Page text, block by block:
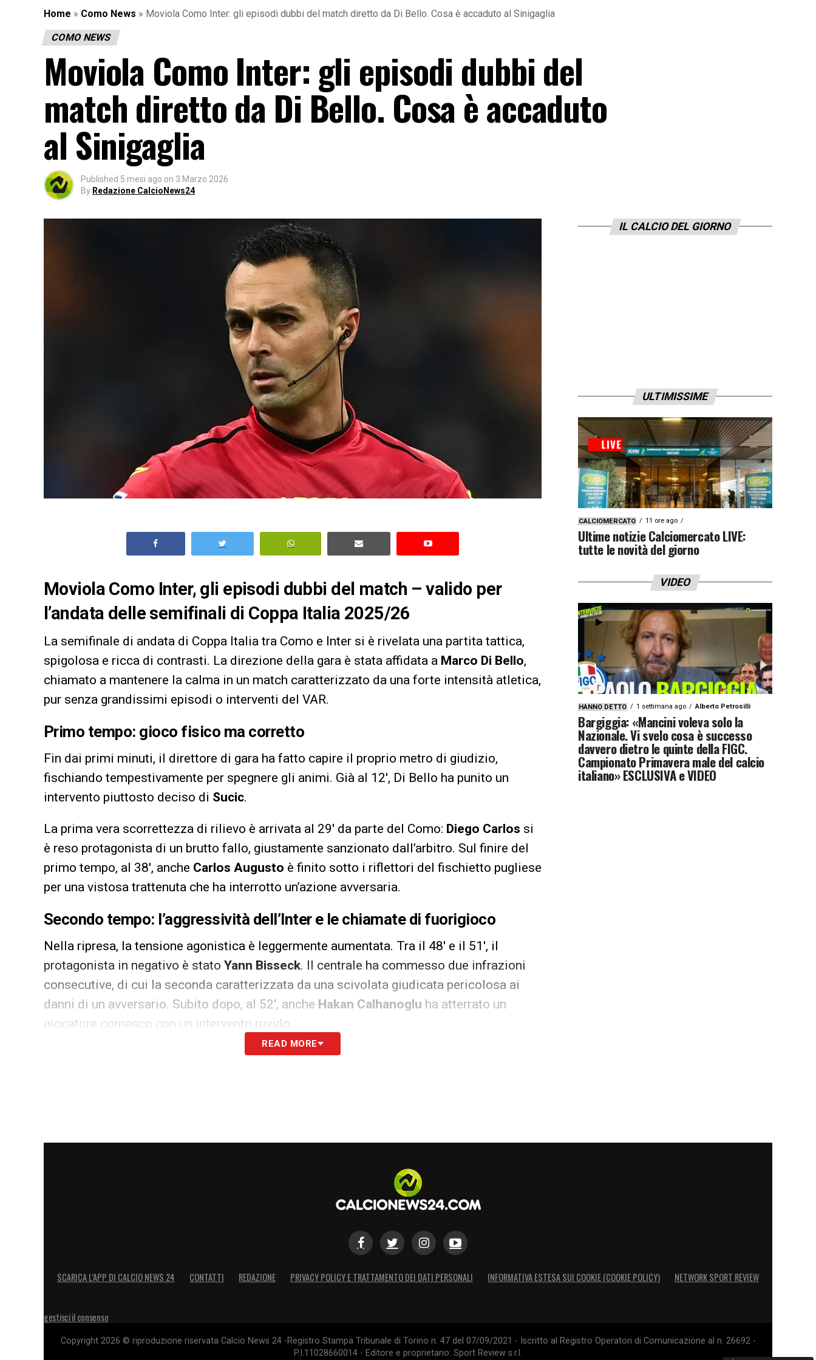
Home » Como News » Moviola Como Inter: gli episodi dubbi del match diretto da Di Bello. Cosa è accaduto al Sinigaglia
COMO NEWS
Moviola Como Inter: gli episodi dubbi del
match diretto da Di Bello. Cosa è accaduto
al Sinigaglia
Published 5 mesi ago on 3 Marzo 2026
By Redazione CalcioNews24
Moviola Como Inter, gli episodi dubbi del match – valido per
l’andata delle semifinali di Coppa Italia 2025/26
La semifinale di andata di Coppa Italia tra Como e Inter si è rivelata una partita tattica,
spigolosa e ricca di contrasti. La direzione della gara è stata affidata a Marco Di Bello,
chiamato a mantenere la calma in un match caratterizzato da una forte intensità atletica,
pur senza grandissimi episodi o interventi del VAR.
Primo tempo: gioco fisico ma corretto
Fin dai primi minuti, il direttore di gara ha fatto capire il proprio metro di giudizio,
fischiando tempestivamente per spegnere gli animi. Già al 12′, Di Bello ha punito un
intervento piuttosto deciso di Sucic.
La prima vera scorrettezza di rilievo è arrivata al 29′ da parte del Como: Diego Carlos si
è reso protagonista di un brutto fallo, giustamente sanzionato dall’arbitro. Sul finire del
primo tempo, al 38′, anche Carlos Augusto è finito sotto i riflettori del fischietto pugliese
per una vistosa trattenuta che ha interrotto un’azione avversaria.
Secondo tempo: l’aggressività dell’Inter e le chiamate di fuorigioco
Nella ripresa, la tensione agonistica è leggermente aumentata. Tra il 48′ e il 51′, il
protagonista in negativo è stato Yann Bisseck. Il centrale ha commesso due infrazioni
consecutive, di cui la seconda caratterizzata da una scivolata giudicata pericolosa ai
danni di un avversario. Subito dopo, al 52′, anche Hakan Calhanoglu ha atterrato un
giocatore comasco con un intervento ruvido.
Oltre alla gestione dei falli, la terna arbitrale si è distinta per l’attenta valutazione delle
La direzione di gara risulta autorevole. Di Bello ha tenuto in pugno una partita tesa senza
Ultime notizie Calciomercato LIVE: tutte le novità del giorno
READ MORE
IL CALCIO DEL GIORNO
ULTIMISSIME
CALCIOMERCATO 11 ore ago
Ultime notizie Calciomercato LIVE:
tutte le novità del giorno
VIDEO
HANNO DETTO 1 settimana ago Alberto Petrosilli
Bargiggia: «Mancini voleva solo la
Nazionale. Vi svelo cosa è successo
davvero dietro le quinte della FIGC.
Campionato Primavera male del calcio
italiano» ESCLUSIVA e VIDEO
SCARICA L’APP DI CALCIO NEWS 24 CONTATTI REDAZIONE PRIVACY POLICY E TRATTAMENTO DEI DATI PERSONALI INFORMATIVA ESTESA SUI COOKIE (COOKIE POLICY) NETWORK SPORT REVIEW
gestisci il consenso
Copyright 2026 © riproduzione riservata Calcio News 24 -Registro Stampa Tribunale di Torino n. 47 del 07/09/2021 - Iscritto al Registro Operatori di Comunicazione al n. 26692 -
P.I.11028660014 - Editore e proprietario: Sport Review s.r.l.